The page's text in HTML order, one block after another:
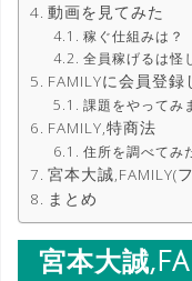
動画を見てみた
稼ぐ仕組みは？
全員稼げるは怪
FAMILYに会員登録
課題をやってみ
FAMILY,特商法
住所を調べてみ
宮本大誠,FAMILY(
まとめ
宮本大誠